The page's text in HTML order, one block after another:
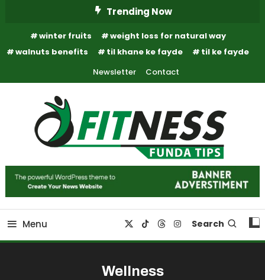
Content
Trending Now
winter fruits
weight loss for natural way
walnuts benefits
til khane ke fayde
til ke fayde
Newsletter
Contact
Fitness Funda Tips
Fitness Funda Tips
Menu Search
Wellness